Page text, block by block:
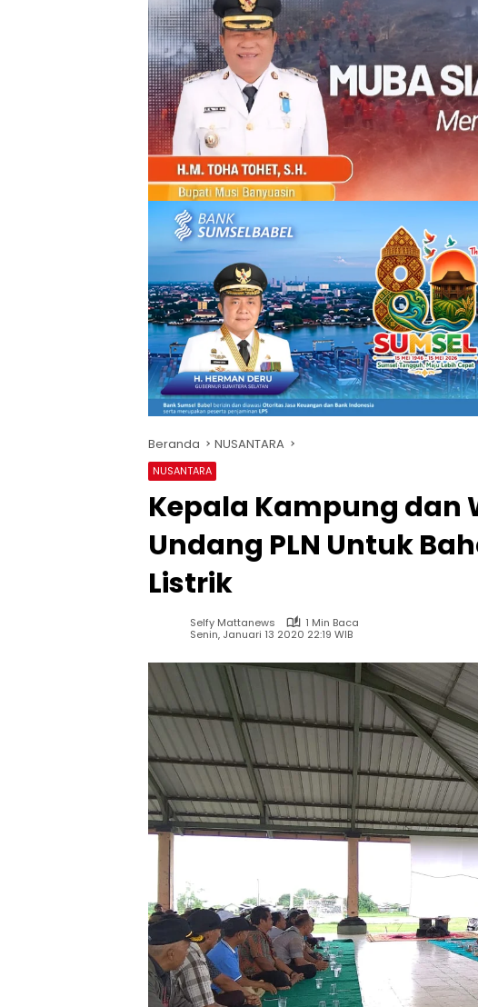
Beranda NUSANTARA
NUSANTARA
Kepala Kampung dan
Undang PLN Untuk
Listrik
Selfy Mattanews
1 Min Baca
Senin, Januari 13 2020 22:19 WIB